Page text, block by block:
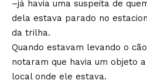
–já havia uma suspeita de
dela estava parado no
da trilha.
Quando estavam levando o
notaram que havia um objeto
local onde ele estava.